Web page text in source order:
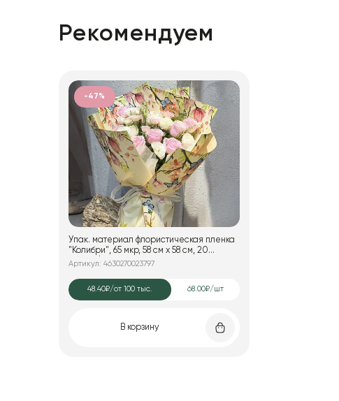
Рекомендуем
-47%
Упак. материал флористическая пленка
"Колибри", 65 мкр, 58 см х 58 cм, 20
листов/упак., шампань
Артикул: 4630270023797
48.40₽/от 100 тыс. 68.00₽/шт
В корзину